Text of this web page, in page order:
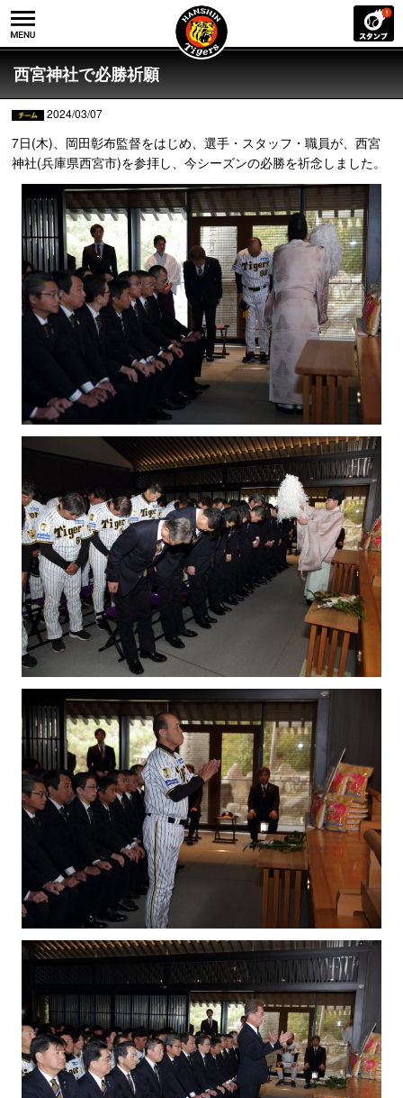
西宮神社で必勝祈願
2024/03/07
7日(木)、岡田彰布監督をはじめ、選手・スタッフ・職員が、西宮
神社(兵庫県西宮市)を参拝し、今シーズンの必勝を祈念しました。